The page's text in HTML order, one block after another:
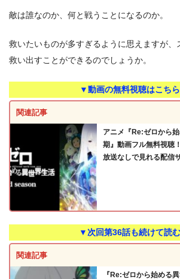
敵は誰なのか、何と戦うことになるのか。
救いたいものが多すぎるように思えますが、
救い出すことができるのでしょうか。
▼動画の無料視聴はこち
関連記事
アニメ『Re:ゼロから
期』動画フル無料視聴
放送なしで見れる配信
▼次回第36話も続けて読
関連記事
『Re:ゼロから始める